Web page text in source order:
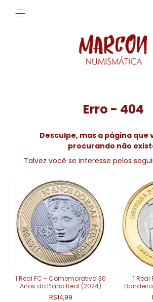
Erro - 404
Desculpe, mas a página que
procurando não
Talvez você se interesse pelos
1 Real FC - Comemorativa 30
Anos do Plano Real (2024)
R$14,99
1